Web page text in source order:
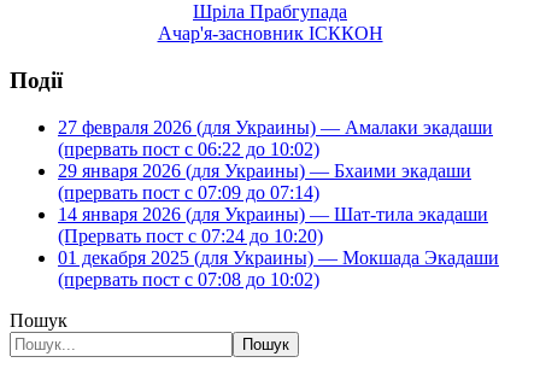
Шріла Прабгупада
Ачар'я-засновник ІСККОН
Події
27 февраля 2026 (для Украины) — Амалаки экадаши
(прервать пост с 06:22 до 10:02)
29 января 2026 (для Украины) — Бхаими экадаши
(прервать пост с 07:09 до 07:14)
14 января 2026 (для Украины) — Шат-тила экадаши
(Прервать пост с 07:24 до 10:20)
01 декабря 2025 (для Украины) — Мокшада Экадаши
(прервать пост с 07:08 до 10:02)
Пошук
Пошук